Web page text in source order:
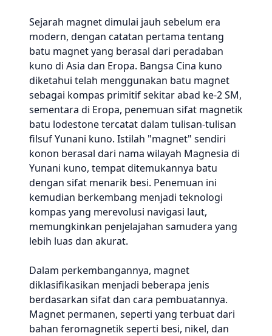
Sejarah magnet dimulai jauh sebelum era
modern, dengan catatan pertama tentang
batu magnet yang berasal dari peradaban
kuno di Asia dan Eropa. Bangsa Cina kuno
diketahui telah menggunakan batu magnet
sebagai kompas primitif sekitar abad ke-2 SM,
sementara di Eropa, penemuan sifat magnetik
batu lodestone tercatat dalam tulisan-tulisan
filsuf Yunani kuno. Istilah "magnet" sendiri
konon berasal dari nama wilayah Magnesia di
Yunani kuno, tempat ditemukannya batu
dengan sifat menarik besi. Penemuan ini
kemudian berkembang menjadi teknologi
kompas yang merevolusi navigasi laut,
memungkinkan penjelajahan samudera yang
lebih luas dan akurat.
Dalam perkembangannya, magnet
diklasifikasikan menjadi beberapa jenis
berdasarkan sifat dan cara pembuatannya.
Magnet permanen, seperti yang terbuat dari
bahan feromagnetik seperti besi, nikel, dan